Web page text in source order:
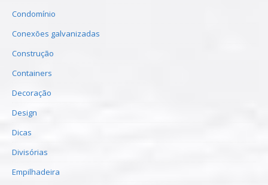
Condomínio
Conexões galvanizadas
Construção
Containers
Decoração
Design
Dicas
Divisórias
Empilhadeira